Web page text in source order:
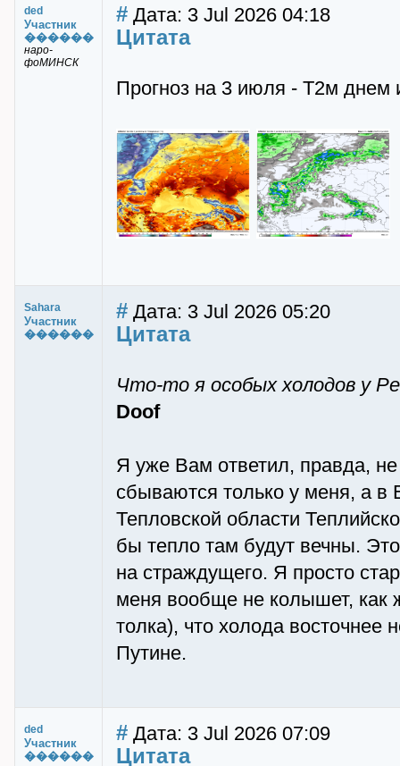
ded
Участник
������
наро-
фоМИНСК
# Дата: 3 Jul 2026 04:18
Цитата
Прогноз на 3 июля - Т2м днем
Sahara
Участник
������
# Дата: 3 Jul 2026 05:20
Цитата
Что-то я особых холодов у
Doof
Я уже Вам ответил, правда,
сбываются только у меня, а
Тепловской области
бы тепло там будут вечны.
на страждущего. Я просто
меня вообще не колышет, как
толка), что холода восточнее
Путине.
ded
Участник
������
# Дата: 3 Jul 2026 07:09
Цитата